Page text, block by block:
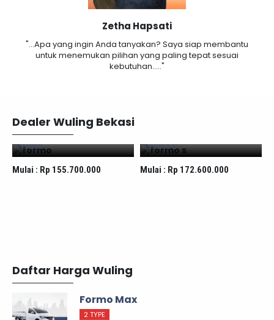
Zetha Hapsati
"...Apa yang ingin Anda tanyakan? Saya siap membantu
untuk menemukan pilihan yang paling tepat sesuai
kebutuhan....."
Dealer Wuling Bekasi
Formo
Mulai : Rp 155.700.000
Formo S
Mulai : Rp 172.600.000
Daftar Harga Wuling
Formo Max
2 TYPE